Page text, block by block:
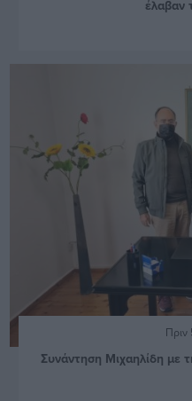
έλαβαν
Πριν
Συνάντηση Μιχαηλίδη με